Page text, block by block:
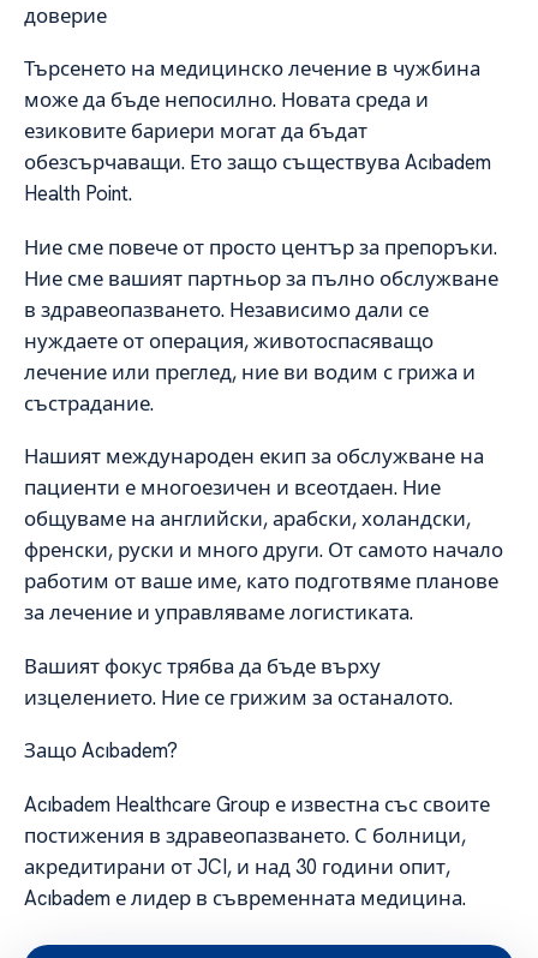
доверие
Търсенето на медицинско лечение в чужбина
може да бъде непосилно. Новата среда и
езиковите бариери могат да бъдат
обезсърчаващи. Ето защо съществува Acıbadem
Health Point.
Ние сме повече от просто център за препоръки.
Ние сме вашият партньор за пълно обслужване
в здравеопазването. Независимо дали се
нуждаете от операция, животоспасяващо
лечение или преглед, ние ви водим с грижа и
състрадание.
Нашият международен екип за обслужване на
пациенти е многоезичен и всеотдаен. Ние
общуваме на английски, арабски, холандски,
френски, руски и много други. От самото начало
работим от ваше име, като подготвяме планове
за лечение и управляваме логистиката.
Вашият фокус трябва да бъде върху
изцелението. Ние се грижим за останалото.
Защо Acıbadem?
Acıbadem Healthcare Group е известна със своите
постижения в здравеопазването. С болници,
акредитирани от JCI, и над 30 години опит,
Acıbadem е лидер в съвременната медицина.